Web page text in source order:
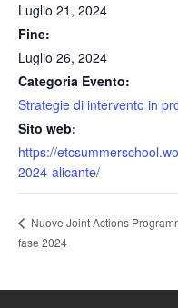
Luglio 21, 2024
Fine:
Luglio 26, 2024
Categoria Evento:
Strategie di intervento in
Sito web:
https://
2024-alicante/
Nuove Joint Actions
fase 2024